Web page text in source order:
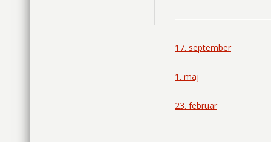
17. september
1. maj
23. februar